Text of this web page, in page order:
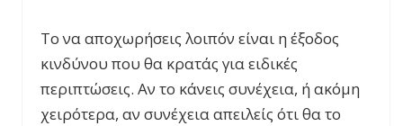
Το να αποχωρήσεις λοιπόν είναι η έξοδος
κινδύνου που θα κρατάς για ειδικές
περιπτώσεις. Αν το κάνεις συνέχεια, ή ακόμη
χειρότερα, αν συνέχεια απειλείς ότι θα το